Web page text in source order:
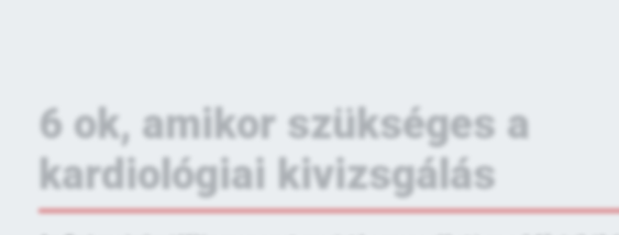
6 ok, amikor szükséges a
kardiológiai kivizsgálás